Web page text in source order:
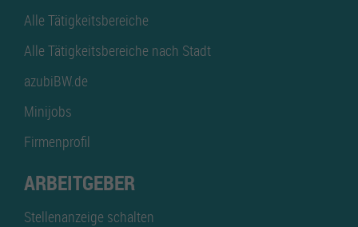
Alle Tätigkeitsbereiche
Alle Tätigkeitsbereiche nach Stadt
azubiBW.de
Minijobs
Firmenprofil
ARBEITGEBER
Stellenanzeige schalten